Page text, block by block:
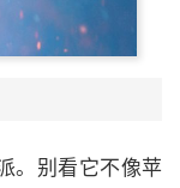
。别看它不像苹